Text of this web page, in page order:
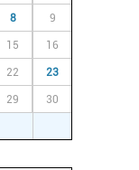
eta eduki
eta edukia
biltzeko eta
eta zertarako
eta beren
8 9
15 16
22 23
29 30